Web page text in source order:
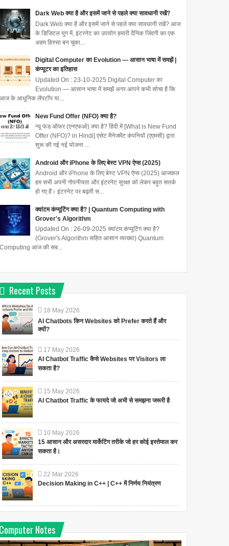
Dark Web क्या है और इसमें जाने से पहले क्या सावधानी रखें?
Dark Web क्या है और इसमें जाने से पहले क्या सावधानी रखें? आज
के डिजिटल युग में, इंटरनेट का उपयोग हमारी दैनिक जिंदगी का एक
अहम हिस्सा बन चुका...
Digital Computer का Evolution — आसान भाषा में समझें |
कंप्यूटर का इतिहास
Updated On : 23-10-2025 Digital Computer का
Evolution — आसान भाषा में समझें अगर आपने कभी सोचा है कि
आज के आधुनिक लैपटॉप या...
New Fund Offer (NFO) क्या है?
न्यू फंड ऑफर (एनएफओ) क्या है? हिंदी में [What is New Fund
Offer (NFO)? in Hindi] एसेट मैनेजमेंट कंपनियों (एएमसी) द्वारा
शुरू की गई नई योजना ...
Android और iPhone के लिए बेस्ट VPN ऐप्स (2025)
Android और iPhone के लिए बेस्ट VPN ऐप्स (2025) आजकल
हम सभी अपनी गोपनीयता और इंटरनेट सुरक्षा को लेकर बहुत सतर्क
हो गए हैं। इंटरनेट पर बढ़ती स...
क्वांटम कंप्यूटिंग क्या है? | Quantum Computing with
Grover's Algorithm
Updated On : 26-09-2025 क्वांटम कंप्यूटिंग क्या है?
(Grover's Algorithm सहित आसान व्याख्या) Quantum
Computing आज की सब...
Recent Posts
18 May 2026
AI Chatbots किन Websites को Prefer करते हैं और
क्यों?
17 May 2026
AI Chatbot Traffic कैसे Websites पर Visitors ला
सकता है?
15 May 2026
AI Chatbot Traffic के फायदे जो अभी से समझना जरूरी है
10 May 2026
15 आसान और असरदार मार्केटिंग तरीके जो हर कोई इस्तेमाल कर
सकता है।
22 Mar 2026
Decision Making in C++ | C++ में निर्णय नियंत्रण
Computer Notes